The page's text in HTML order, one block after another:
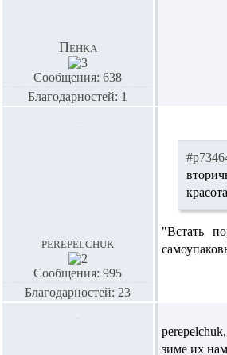
Пенка
Сообщения: 638
Благодарностей: 1
perepelchuk
Сообщения: 995
Благодарностей: 23
"Встать
зиме их